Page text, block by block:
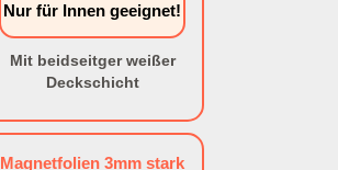
Nur für Innen geeignet!
Mit beidseitger weißer
Deckschicht
Magnetfolien 3mm stark